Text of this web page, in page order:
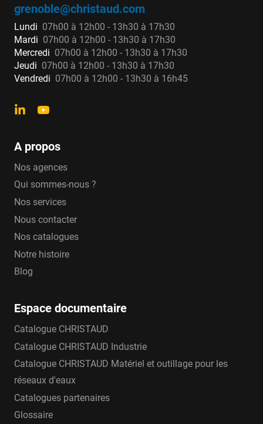
grenoble@christaud.com
Lundi 07h00 à 12h00 - 13h30 à 17h30
Mardi 07h00 à 12h00 - 13h30 à 17h30
Mercredi 07h00 à 12h00 - 13h30 à 17h30
Jeudi 07h00 à 12h00 - 13h30 à 17h30
Vendredi 07h00 à 12h00 - 13h30 à 16h45
A propos
Nos agences
Qui sommes-nous ?
Nos services
Nous contacter
Nos catalogues
Notre histoire
Blog
Espace documentaire
Catalogue CHRISTAUD
Catalogue CHRISTAUD Industrie
Catalogue CHRISTAUD Matériel et outillage pour les
réseaux d'eaux
Catalogues partenaires
Glossaire